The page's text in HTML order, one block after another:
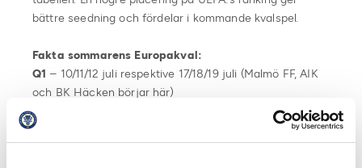
bättre seedning och fördelar i kommande kvalspel.
Fakta sommarens Europakval:
Q1 – 10/11/12 juli respektive 17/18/19 juli (Malmö FF, AIK
och BK Häcken börjar här)
Q2
– 24/25/26 juli respektive 31 juli/1/2 augusti
(Djurgårdens IF börjar här)